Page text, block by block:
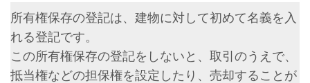
所有権保存の登記は、建物に対して初めて名義を入
れる登記です。
この所有権保存の登記をしないと、取引のうえで、
抵当権などの担保権を設定したり、売却することが